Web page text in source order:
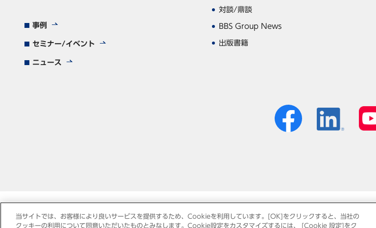
事例
セミナー/イベント
ニュース
対談/鼎談
BBS Group News
出版書籍
当サイトでは、お客様により良いサービスを提供するため、Cookieを利用しています。[OK]をクリックすると、当社の
クッキーの利用について同意いただいたものとみなします。Cookie設定をカスタマイズするには、 [Cookie 設定]をク